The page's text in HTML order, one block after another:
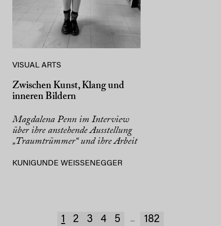
VISUAL ARTS
Zwischen Kunst, Klang und
inneren Bildern
Magdalena Penn im Interview
über ihre anstehende Ausstellung
„Traumtrümmer“ und ihre Arbeit
KUNIGUNDE WEISSENEGGER
1 2 3 4 5 ... 182